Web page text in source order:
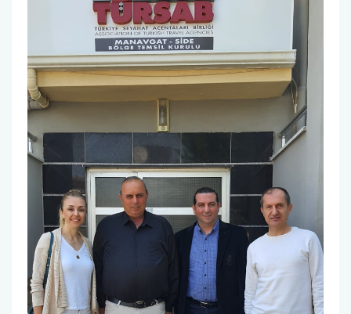
YÖKAK Akreditasyon ve Kalite Koordinasyon
Birim İç Değerlendirme Raporu
Stratejik Plan (2024-2026)
Organizasyon Şeması
Eğitim Öğretim Komisyonu
Burs ve Sosyal Hizmetler Komisyonu
Engelli Birim Yetkilisi
Uluslararası Değişim Koordinatörlükleri